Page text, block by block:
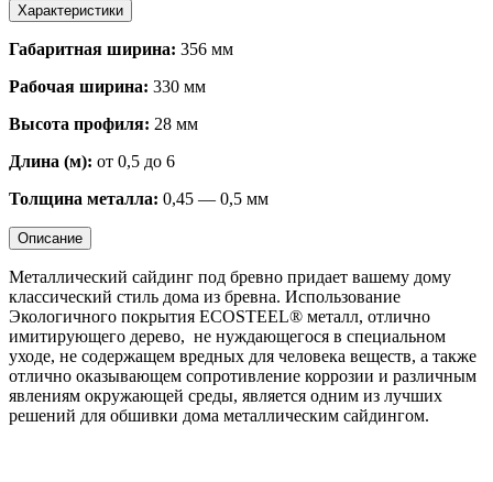
Характеристики
Габаритная ширина: 356 мм
Рабочая ширина: 330 мм
Высота профиля: 28 мм
Длина (м): от 0,5 до 6
Толщина металла: 0,45 — 0,5 мм
Описание
Металлический сайдинг под бревно придает вашему дому
классический стиль дома из бревна. Использование
Экологичного покрытия ECOSTEEL® металл, отлично
имитирующего дерево, не нуждающегося в специальном
уходе, не содержащем вредных для человека веществ, а также
отлично оказывающем сопротивление коррозии и различным
явлениям окружающей среды, является одним из лучших
решений для обшивки дома металлическим сайдингом.